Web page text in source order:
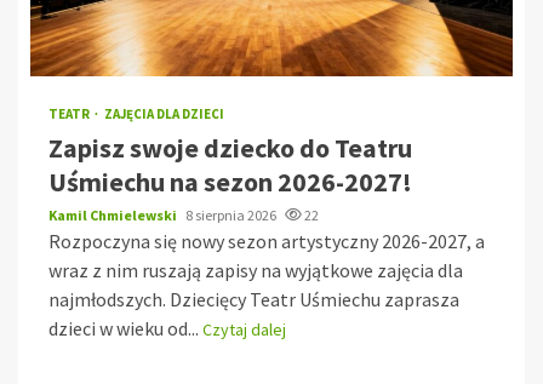
TEATR ZAJĘCIA DLA DZIECI
Zapisz swoje dziecko do Teatru
Uśmiechu na sezon 2026-2027!
Kamil Chmielewski 8 sierpnia 2026 22
Rozpoczyna się nowy sezon artystyczny 2026-2027, a
wraz z nim ruszają zapisy na wyjątkowe zajęcia dla
najmłodszych. Dziecięcy Teatr Uśmiechu zaprasza
dzieci w wieku od... Czytaj dalej